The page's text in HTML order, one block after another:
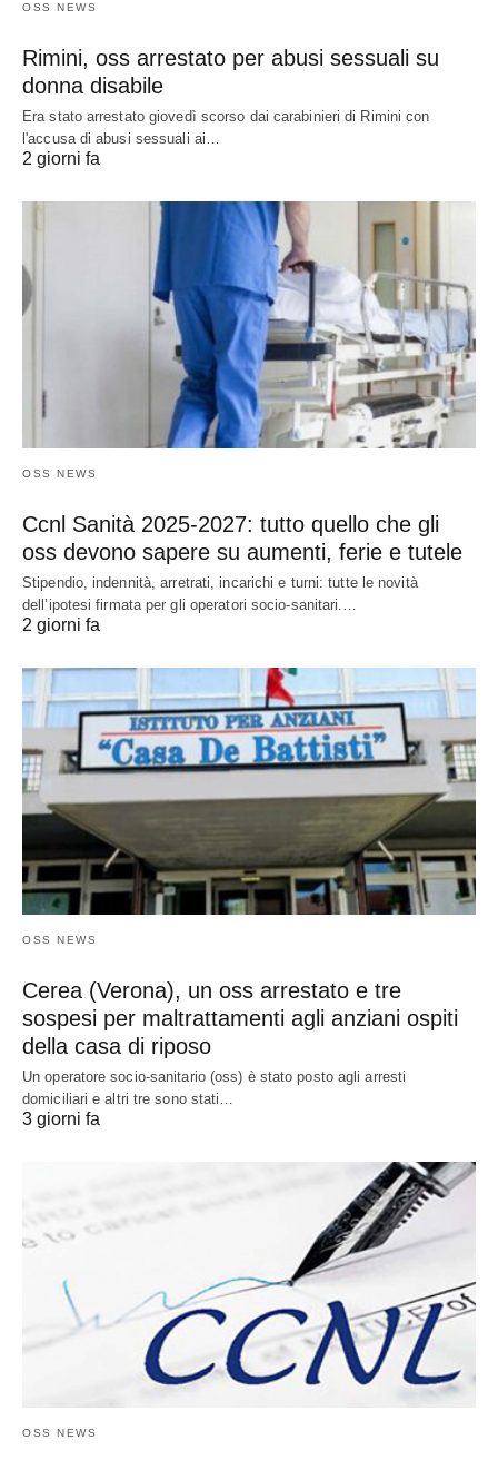
OSS NEWS
Rimini, oss arrestato per abusi sessuali su
donna disabile
Era stato arrestato giovedì scorso dai carabinieri di Rimini con
l'accusa di abusi sessuali ai…
2 giorni fa
OSS NEWS
Ccnl Sanità 2025-2027: tutto quello che gli
oss devono sapere su aumenti, ferie e tutele
Stipendio, indennità, arretrati, incarichi e turni: tutte le novità
dell’ipotesi firmata per gli operatori socio-sanitari.…
2 giorni fa
OSS NEWS
Cerea (Verona), un oss arrestato e tre
sospesi per maltrattamenti agli anziani ospiti
della casa di riposo
Un operatore socio-sanitario (oss) è stato posto agli arresti
domiciliari e altri tre sono stati…
3 giorni fa
OSS NEWS